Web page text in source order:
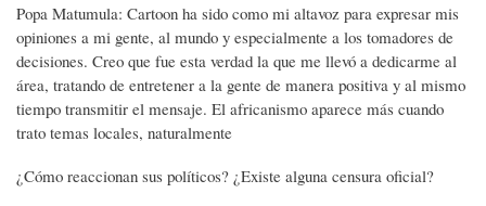
Popa Matumula: Cartoon ha sido como mi altavoz para expresar mis
opiniones a mi gente, al mundo y especialmente a los tomadores de
decisiones. Creo que fue esta verdad la que me llevó a dedicarme al
área, tratando de entretener a la gente de manera positiva y al mismo
tiempo transmitir el mensaje. El africanismo aparece más cuando
trato temas locales, naturalmente
¿Cómo reaccionan sus políticos? ¿Existe alguna censura oficial?